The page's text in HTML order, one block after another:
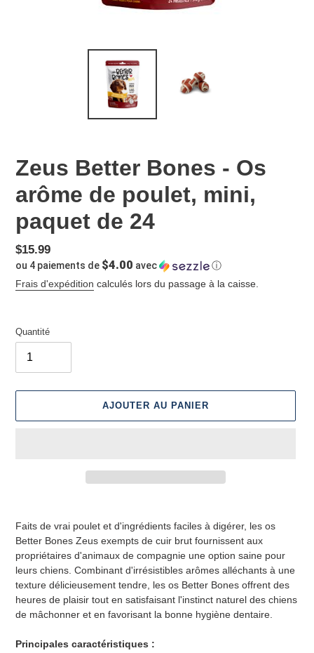
Zeus Better Bones - Os
arôme de poulet, mini,
paquet de 24
Prix
normal
$15.99
ou 4 paiements de $4.00 avec
ⓘ
Frais d'expédition calculés lors du passage à la caisse.
Quantité
AJOUTER AU PANIER
votre
Faits de vrai poulet et d'ingrédients faciles à digérer, les os
Better Bones Zeus exempts de cuir brut fournissent aux
propriétaires d'animaux de compagnie une option saine pour
leurs chiens. Combinant d'irrésistibles arômes alléchants à une
texture délicieusement tendre, les os Better Bones offrent des
heures de plaisir tout en satisfaisant l'instinct naturel des chiens
de mâchonner et en favorisant la bonne hygiène dentaire.
Principales caractéristiques :